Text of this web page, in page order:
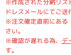
ドレスメールにてご送
※注文確定直前にある
さい。
※確認が遅れる為、 デ
す。